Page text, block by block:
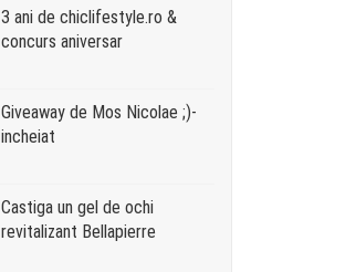
3 ani de chiclifestyle.ro &
concurs aniversar
Giveaway de Mos Nicolae ;)-
incheiat
Castiga un gel de ochi
revitalizant Bellapierre